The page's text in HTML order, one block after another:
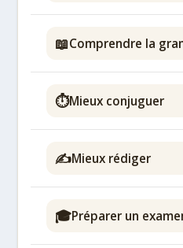
📖Comprendre la
⏱️Mieux conjuguer
✍️Mieux rédiger
🎓Préparer un